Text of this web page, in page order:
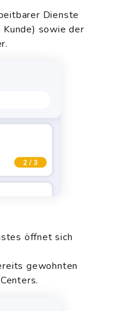
Dienste
sowie der
öffnet sich
gewohnten